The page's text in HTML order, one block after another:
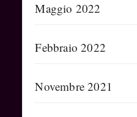
Maggio 2022
Febbraio 2022
Novembre 2021